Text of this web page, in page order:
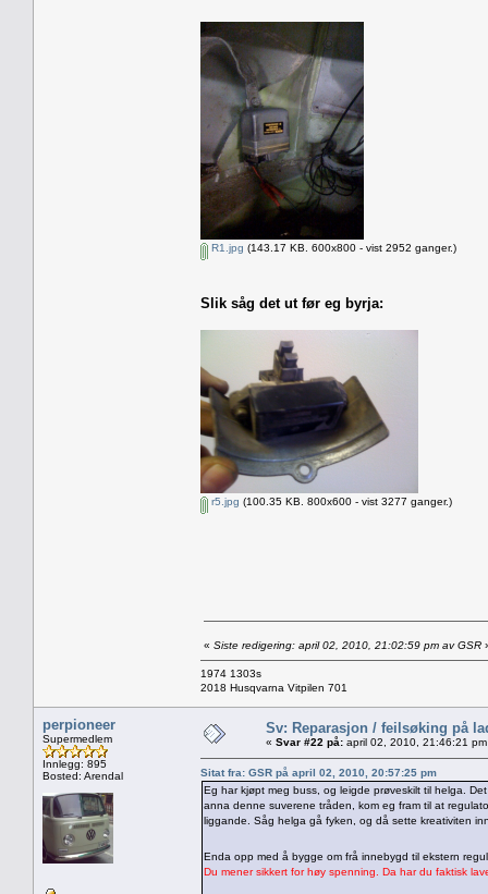
R1.jpg (143.17 KB. 600x800 - vist 2952 ganger.)
Slik såg det ut før eg byrja:
r5.jpg (100.35 KB. 800x600 - vist 3277 ganger.)
« Siste redigering: april 02, 2010, 21:02:59 pm av GSR
1974 1303s
2018 Husqvarna Vitpilen 701
perpioneer
Supermedlem
Innlegg: 895
Bosted: Arendal
Sv: Reparasjon / feilsøking på
« Svar #22 på: april 02, 2010, 21:46:21
Sitat fra: GSR på april 02, 2010, 20:57:25 pm
Eg har kjøpt meg buss, og leigde prøveskilt til helga.
anna denne suverene tråden, kom eg fram til at
liggande. Såg helga gå fyken, og då sette kreativiten
Enda opp med å bygge om frå innebygd til ekstern
Du mener sikkert for høy spenning. Da har du faktisk